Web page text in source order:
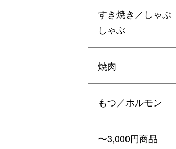
すき焼き／しゃぶ
しゃぶ
焼肉
もつ／ホルモン
〜3,000円商品